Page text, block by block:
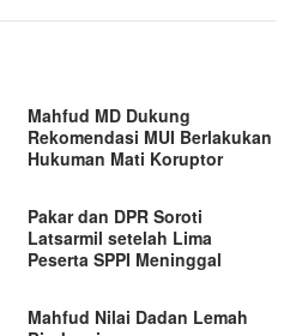
Mahfud MD Dukung
Rekomendasi MUI Berlakukan
Hukuman Mati Koruptor
Pakar dan DPR Soroti
Latsarmil setelah Lima
Peserta SPPI Meninggal
Mahfud Nilai Dadan Lemah